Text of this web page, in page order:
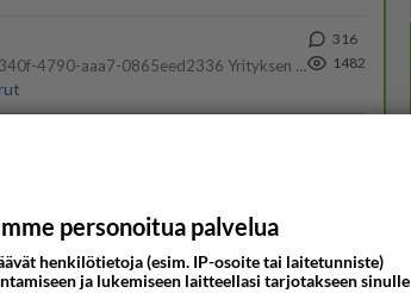
https://www.iltalehti.fi/viihdeuutiset/a/c46da6ab-340f-4790-aaa7-0865eed2336 Yrityksen konkurssihakemus on tullut kärä
316
1482
demokratian Suomesta
Näin tekisi ainakin Rydman seuratessaan idolinsa Trumpin mallia https://www.is.fi/politiikka/art-2000012187244.html
979
personoitua palvelua
henkilötietoja (esim. IP-osoite tai laitetunniste)
ja lukemiseen laitteellasi tarjotakseen sinulle